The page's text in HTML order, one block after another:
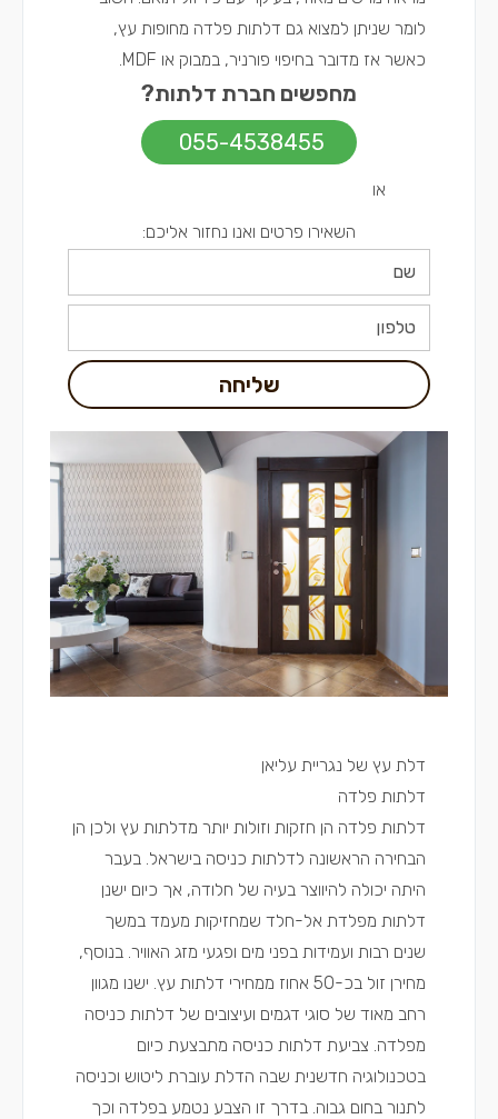
לומר שניתן למצוא גם דלתות פלדה מחופות עץ,
כאשר אז מדובר בחיפוי פורניר, במבוק או MDF.
מחפשים חברת דלתות?
055-4538455
או
השאירו פרטים ואנו נחזור אליכם:
שליחה
דלת עץ של נגריית עליאן
דלתות פלדה
דלתות פלדה הן חזקות וזולות יותר מדלתות עץ ולכן הן
הבחירה הראשונה לדלתות כניסה בישראל. בעבר
היתה יכולה להיווצר בעיה של חלודה, אך כיום ישנן
דלתות מפלדת אל-חלד שמחזיקות מעמד במשך
שנים רבות ועמידות בפני מים ופגעי מזג האוויר. בנוסף,
מחירן זול בכ-50 אחוז ממחירי דלתות עץ. ישנו מגוון
רחב מאוד של סוגי דגמים ועיצובים של דלתות כניסה
מפלדה. צביעת דלתות כניסה מתבצעת כיום
בטכנולוגיה חדשנית שבה הדלת עוברת ליטוש וכניסה
לתנור בחום גבוה. בדרך זו הצבע נטמע בפלדה וכך